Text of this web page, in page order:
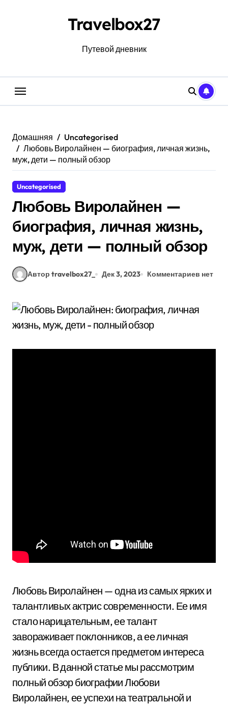
Travelbox27
Путевой дневник
Домашняя
Uncategorised
Любовь Виролайнен — биография, личная жизнь,
муж, дети — полный обзор
Uncategorised
Любовь Виролайнен —
биография, личная жизнь,
муж, дети — полный обзор
Автор travelbox27_ Дек 3, 2023 Комментариев нет
Любовь Виролайнен — одна из самых ярких и
талантливых актрис современности. Ее имя
стало нарицательным, ее талант
завораживает поклонников, а ее личная
жизнь всегда остается предметом интереса
публики. В данной статье мы рассмотрим
полный обзор биографии Любови
Виролайнен, ее успехи на театральной и